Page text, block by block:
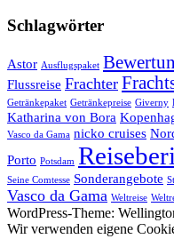
Schlagwörter
Astor Ausflugspaket
Flussreise Frachter
Getränkepaket Getränkepreise Giverny
Katharina von Bora
Vasco da Gama nicko cruises
Porto Potsdam
Seine Comtesse Sonderangebote
Vasco da Gama Weltreise
WordPress-Theme:
Wir verwenden eigene